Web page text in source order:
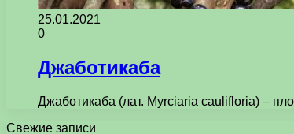
25.01.2021
0
Джаботикаба
Джаботикаба (лат. Myrciaria caulifloria) –
Свежие записи